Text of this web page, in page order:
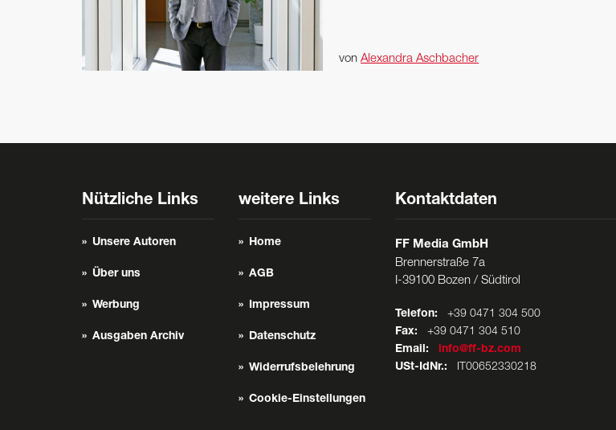
von Alexandra Aschbacher
Nützliche Links
Unsere Autoren
Über uns
Werbung
Ausgaben Archiv
weitere Links
Home
AGB
Impressum
Datenschutz
Widerrufsbelehrung
Cookie-Einstellungen
Kontaktdaten
FF Media GmbH
Brennerstraße 7a
I-39100 Bozen / Südtirol
Telefon: +39 0471 304 500
Fax: +39 0471 304 510
Email:
info@ff-bz.com
USt-IdNr.: IT00652330218